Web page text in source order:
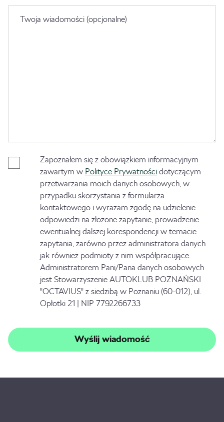
Twoja wiadomości (opcjonalne)
Zapoznałem się z obowiązkiem informacyjnym
zawartym w Polityce Prywatności dotyczącym
przetwarzania moich danych osobowych, w
przypadku skorzystania z formularza
kontaktowego i wyrażam zgodę na udzielenie
odpowiedzi na złożone zapytanie, prowadzenie
ewentualnej dalszej korespondencji w temacie
zapytania, zarówno przez administratora danych
jak również podmioty z nim współpracujące.
Administratorem Pani/Pana danych osobowych
jest Stowarzyszenie AUTOKLUB POZNAŃSKI
"OCTAVIUS" z siedzibą w Poznaniu (60-012), ul.
Opłotki 21 | NIP 7792266733